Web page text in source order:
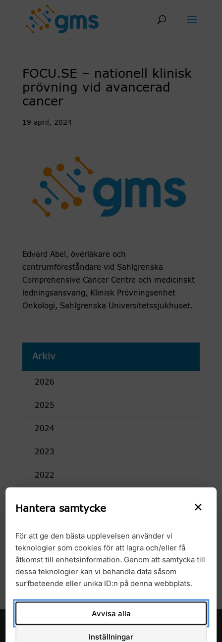
FOCU.SE – nationell klinisk
prövning vid avancerad
cancer
19 april, 2024
Edvard Abel, överläkare och
centrumföreståndare vid Sahlgrenska
Comprehensive Cancer Centre och medicinskt
ledningsansvarig, Klinisk Prövningsenhet
Onkologi, Sahlgrenska Universitetssjukhuset.
Arkiv
2026
2025
2024
2023
2022
2019
2018
×
Hantera samtycke
För att ge den bästa upplevelsen använder vi
teknologier som cookies för att lagra och/eller få
åtkomst till enhetsinformation. Genom att samtycka till
dessa teknologier kan vi behandla data såsom
surfbeteende eller unika ID:n på denna webbplats.
Avvisa alla
Inställningar